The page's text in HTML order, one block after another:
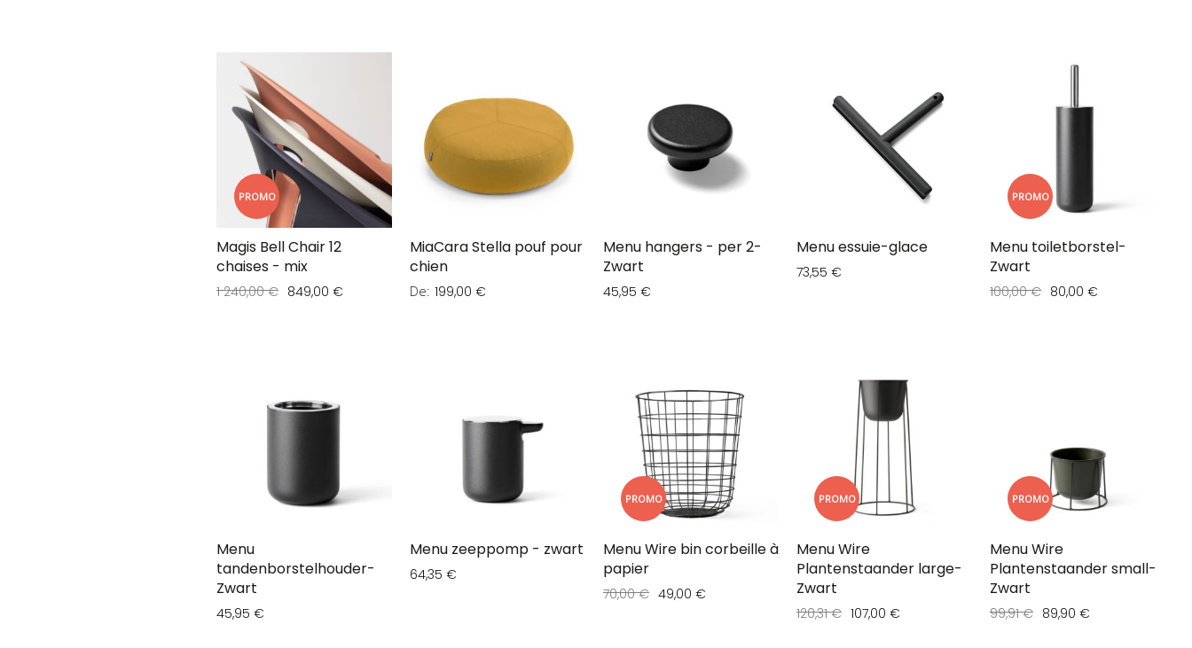
PROMO
Magis Bell Chair 12
chaises - mix
849,00 €
1 240,00 €
MiaCara Stella pouf pour
chien
De 199,00 €
Menu hangers - per 2-
Zwart
45,95 €
Menu essuie-glace
73,55 €
PROMO
Menu toiletborstel-
Zwart
80,00 €
100,00 €
Menu
tandenborstelhouder-
Zwart
45,95 €
Menu zeeppomp - zwart
64,35 €
PROMO
Menu Wire bin corbeille à
papier
49,00 €
70,00 €
PROMO
Menu Wire
Plantenstaander large-
Zwart
107,00 €
120,31 €
PROMO
Menu Wire
Plantenstaander small-
Zwart
89,90 €
99,91 €